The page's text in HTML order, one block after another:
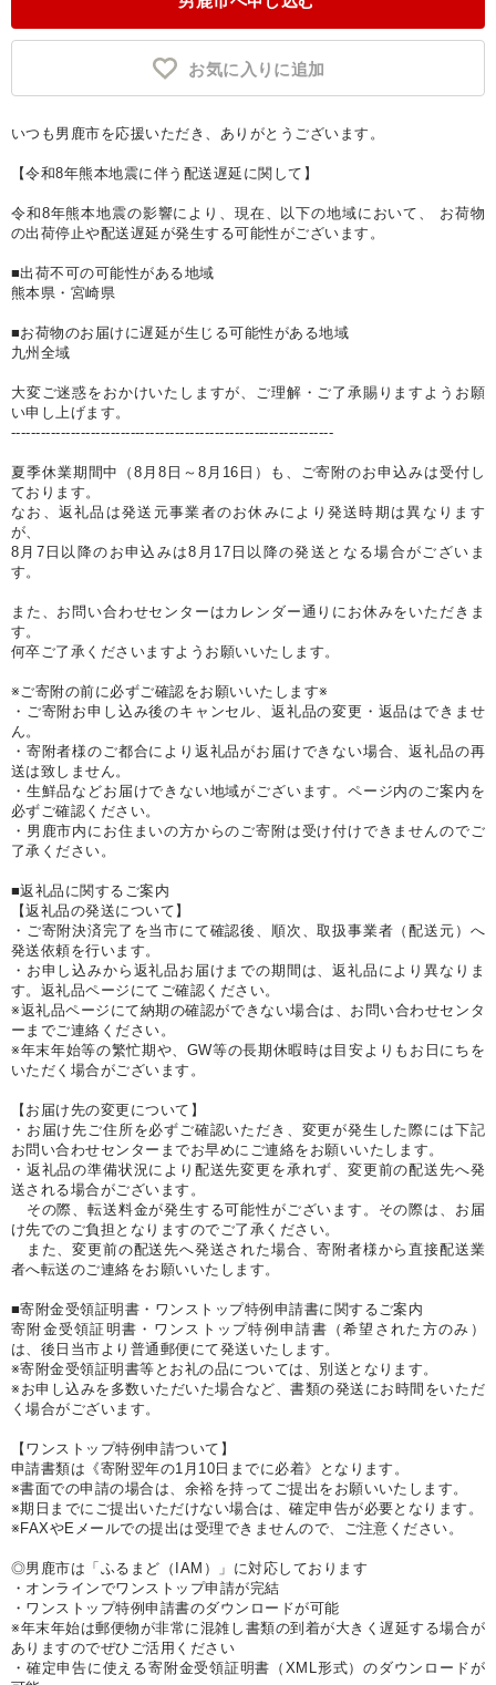
お気に入りに追加
いつも男鹿市を応援いただき、ありがとうございます。
【令和8年熊本地震に伴う配送遅延に関して】
令和8年熊本地震の影響により、現在、以下の地域において、 お荷物
の出荷停止や配送遅延が発生する可能性がございます。
■出荷不可の可能性がある地域
熊本県・宮崎県
■お荷物のお届けに遅延が生じる可能性がある地域
九州全域
大変ご迷惑をおかけいたしますが、ご理解・ご了承賜りますようお願
い申し上げます。
-----------------------------------------------------------------
夏季休業期間中（8月8日～8月16日）も、ご寄附のお申込みは受付し
ております。
なお、返礼品は発送元事業者のお休みにより発送時期は異なります
が、
8月7日以降のお申込みは8月17日以降の発送となる場合がございま
す。
また、お問い合わせセンターはカレンダー通りにお休みをいただきま
す。
何卒ご了承くださいますようお願いいたします。
※ご寄附の前に必ずご確認をお願いいたします※
・ご寄附お申し込み後のキャンセル、返礼品の変更・返品はできませ
ん。
・寄附者様のご都合により返礼品がお届けできない場合、返礼品の再
送は致しません。
・生鮮品などお届けできない地域がございます。ページ内のご案内を
必ずご確認ください。
・男鹿市内にお住まいの方からのご寄附は受け付けできませんのでご
了承ください。
■返礼品に関するご案内
【返礼品の発送について】
・ご寄附決済完了を当市にて確認後、順次、取扱事業者（配送元）へ
発送依頼を行います。
・お申し込みから返礼品お届けまでの期間は、返礼品により異なりま
す。返礼品ページにてご確認ください。
※返礼品ページにて納期の確認ができない場合は、お問い合わせセンタ
ーまでご連絡ください。
※年末年始等の繁忙期や、GW等の長期休暇時は目安よりもお日にちを
いただく場合がございます。
【お届け先の変更について】
・お届け先ご住所を必ずご確認いただき、変更が発生した際には下記
お問い合わせセンターまでお早めにご連絡をお願いいたします。
・返礼品の準備状況により配送先変更を承れず、変更前の配送先へ発
送される場合がございます。
その際、転送料金が発生する可能性がございます。その際は、お届
け先でのご負担となりますのでご了承ください。
また、変更前の配送先へ発送された場合、寄附者様から直接配送業
者へ転送のご連絡をお願いいたします。
■寄附金受領証明書・ワンストップ特例申請書に関するご案内
寄附金受領証明書・ワンストップ特例申請書（希望された方のみ）
は、後日当市より普通郵便にて発送いたします。
※寄附金受領証明書等とお礼の品については、別送となります。
※お申し込みを多数いただいた場合など、書類の発送にお時間をいただ
く場合がございます。
【ワンストップ特例申請ついて】
申請書類は《寄附翌年の1月10日までに必着》となります。
※書面での申請の場合は、余裕を持ってご提出をお願いいたします。
※期日までにご提出いただけない場合は、確定申告が必要となります。
※FAXやEメールでの提出は受理できませんので、ご注意ください。
◎男鹿市は「ふるまど（IAM）」に対応しております
・オンラインでワンストップ申請が完結
・ワンストップ特例申請書のダウンロードが可能
※年末年始は郵便物が非常に混雑し書類の到着が大きく遅延する場合が
ありますのでぜひご活用ください
・確定申告に使える寄附金受領証明書（XML形式）のダウンロードが